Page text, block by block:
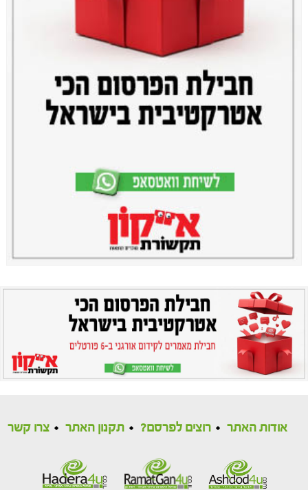
אודות האתר רוצים לפרסם? תקנון האתר צרו קשר